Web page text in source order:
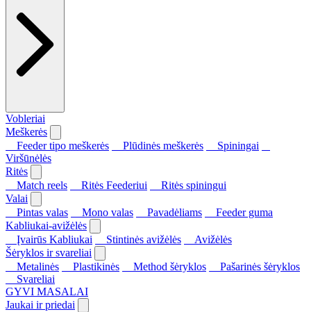
Vobleriai
Meškerės
Feeder tipo meškerės
Plūdinės meškerės
Spiningai
Viršūnėlės
Ritės
Match reels
Ritės Feederiui
Ritės spiningui
Valai
Pintas valas
Mono valas Pavadėliams
Feeder guma
Kabliukai-avižėlės
Įvairūs Kabliukai
Stintinės avižėlės
Avižėlės
Šėryklos ir svareliai
Metalinės
Plastikinės Method šėryklos
Pašarinės šėryklos
Svareliai
GYVI MASALAI
Jaukai ir priedai